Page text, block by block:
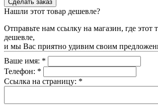
Нашли этот товар дешевле?
Отправьте нам ссылку на магазин, где этот
дешевле,
и мы Вас приятно удивим своим
Ваше имя: *
Телефон: *
Ссылка на страницу: *